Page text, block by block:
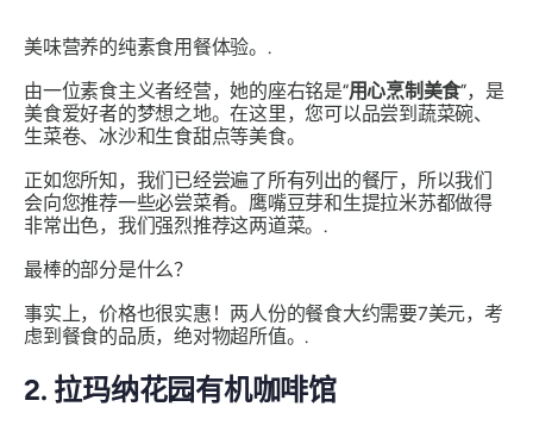
美味营养的纯素食用餐体验。.
由一位素食主义者经营，她的座右铭是“用心烹制美食”，是
美食爱好者的梦想之地。在这里，您可以品尝到蔬菜碗、
生菜卷、冰沙和生食甜点等美食。
正如您所知，我们已经尝遍了所有列出的餐厅，所以我们
会向您推荐一些必尝菜肴。鹰嘴豆芽和生提拉米苏都做得
非常出色，我们强烈推荐这两道菜。.
最棒的部分是什么？
事实上，价格也很实惠！两人份的餐食大约需要7美元，考
虑到餐食的品质，绝对物超所值。.
2. 拉玛纳花园有机咖啡馆